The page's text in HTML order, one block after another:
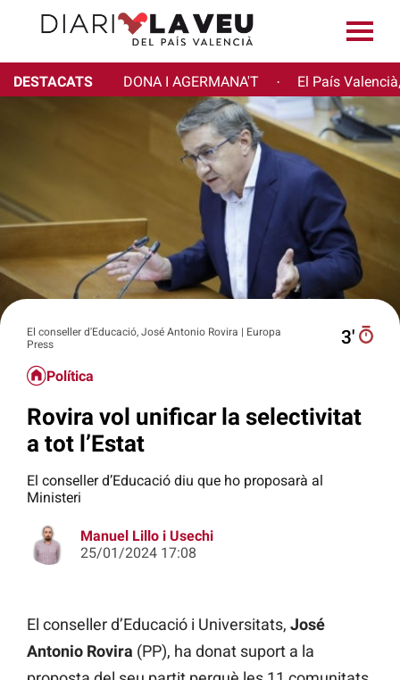
DESTACATS DONA I AGERMANA'T · El País
El conseller d'Educació, José Antonio Rovira | Europa
Press
3′
Política
Rovira vol unificar la selectivitat
a tot l’Estat
El conseller d’Educació diu que ho proposarà al
Ministeri
Manuel Lillo i Usechi
25/01/2024 17:08
El conseller d’Educació i Universitats, José
Antonio Rovira (PP), ha donat suport a la